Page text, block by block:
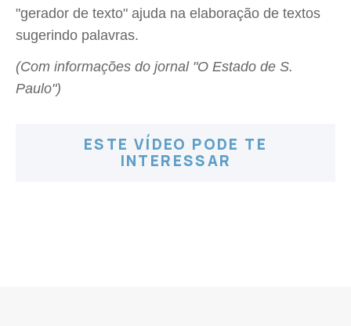
"gerador de texto" ajuda na elaboração de textos
sugerindo palavras.
(Com informações do jornal "O Estado de S.
Paulo")
ESTE VÍDEO PODE TE
INTERESSAR